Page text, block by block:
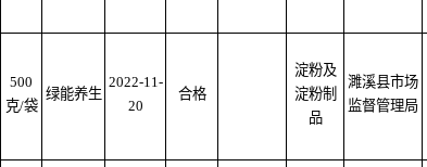
500
克/袋
绿能养生
2022-11-
20
合格
淀粉及
淀粉制
品
濉溪县市场
监督管理局